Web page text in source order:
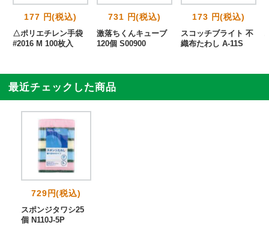
177 円(税込)
△ポリエチレン手袋
#2016 M 100枚入
731 円(税込)
激落ちくんキューブ
120個 S00900
173 円(税込)
スコッチブライト 不
織布たわし A-11S
最近チェックした商品
729円(税込)
スポンジタワシ25
個 N110J-5P